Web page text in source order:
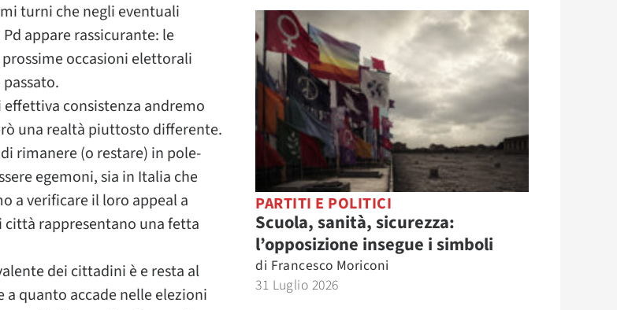
turni che negli eventuali
appare rassicurante: le
occasioni elettorali
consistenza andremo
una realtà piuttosto differente.
rimanere (o restare) in pole-
egemoni, sia in Italia che
a verificare il loro appeal a
rappresentano una fetta
dei cittadini è e resta al
quanto accade nelle elezioni
PARTITI E POLITICI
Scuola, sanità, sicurezza:
l’opposizione insegue i simboli
di Francesco Moriconi
31 Luglio 2026